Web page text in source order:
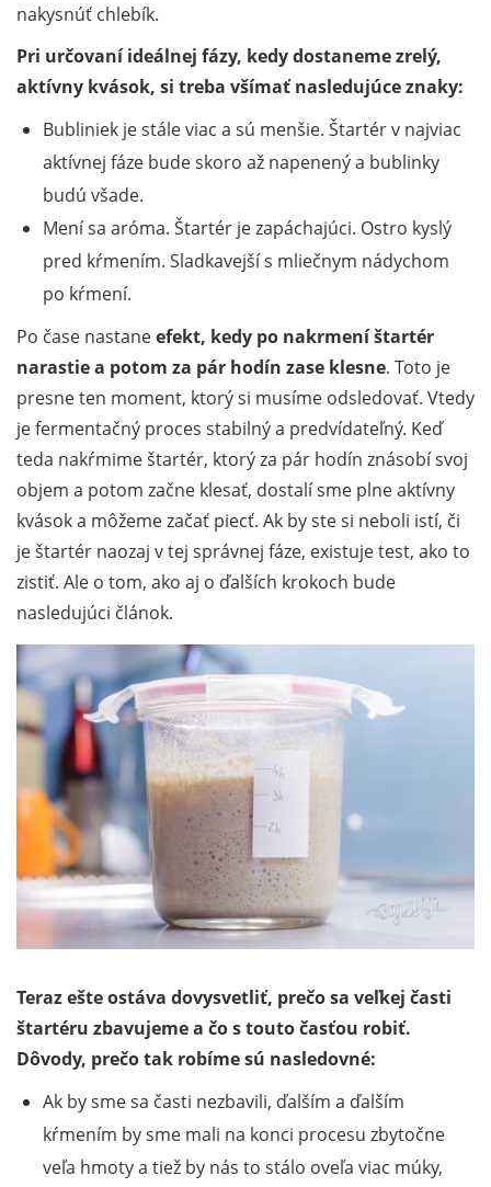
nakysnúť chlebík.
Pri určovaní ideálnej fázy, kedy dostaneme zrelý,
aktívny kvások, si treba všímať nasledujúce znaky:
Bubliniek je stále viac a sú menšie. Štartér v najviac
aktívnej fáze bude skoro až napenený a bublinky
budú všade.
Mení sa aróma. Štartér je zapáchajúci. Ostro kyslý
pred kŕmením. Sladkavejší s mliečnym nádychom
po kŕmení.
Po čase nastaneefekt, kedy po nakrmení štartér
narastie a potom za pár hodín zase klesne. Toto je
presne ten moment, ktorý si musíme odsledovať. Vtedy
je fermentačný proces stabilný a predvídateľný. Keď
teda nakŕmime štartér, ktorý za pár hodín znásobí svoj
objem a potom začne klesať, dostalí sme plne aktívny
kvások a môžeme začať piecť. Ak by ste si neboli istí, či
je štartér naozaj v tej správnej fáze, existuje test, ako to
zistiť. Ale o tom, ako aj o ďalších krokoch bude
nasledujúci článok.
Teraz ešte ostáva dovysvetliť, prečo sa veľkej časti
štartéru zbavujeme a čo s touto časťou robiť.
Dôvody, prečo tak robíme sú nasledovné:
Ak by sme sa časti nezbavili, ďalším a ďalším
kŕmením by sme mali na konci procesu zbytočne
veľa hmoty a tiež by nás to stálo oveľa viac múky,